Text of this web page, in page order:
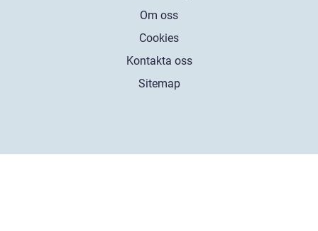
Om oss
Cookies
Kontakta oss
Sitemap